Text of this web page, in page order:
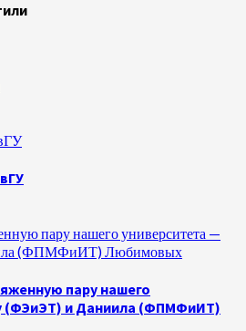
пару нашего университета —
(ФПМФиИТ) Любимовых
пару нашего
(ФЭиЭТ) и Даниила (ФПМФиИТ)